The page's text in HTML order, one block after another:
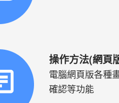
操作方法(網頁
電腦網頁版各種
確認等功能